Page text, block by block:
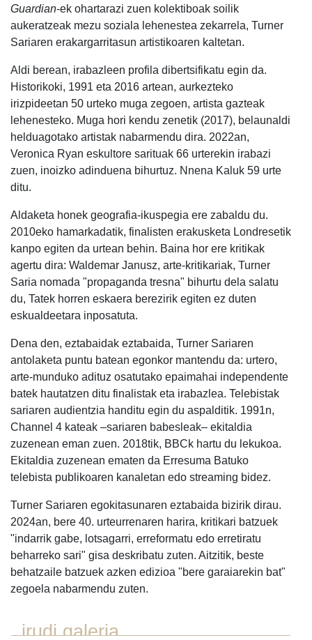
Guardian-ek ohartarazi zuen kolektiboak soilik
aukeratzeak mezu soziala lehenestea zekarrela, Turner
Sariaren erakargarritasun artistikoaren kaltetan.
Aldi berean, irabazleen profila dibertsifikatu egin da.
Historikoki, 1991 eta 2016 artean, aurkezteko
irizpideetan 50 urteko muga zegoen, artista gazteak
lehenesteko. Muga hori kendu zenetik (2017), belaunaldi
helduagotako artistak nabarmendu dira. 2022an,
Veronica Ryan eskultore sarituak 66 urterekin irabazi
zuen, inoizko adinduena bihurtuz. Nnena Kaluk 59 urte
ditu.
Aldaketa honek geografia-ikuspegia ere zabaldu du.
2010eko hamarkadatik, finalisten erakusketa Londresetik
kanpo egiten da urtean behin. Baina hor ere kritikak
agertu dira: Waldemar Janusz, arte-kritikariak, Turner
Saria nomada "propaganda tresna" bihurtu dela salatu
du, Tatek horren eskaera berezirik egiten ez duten
eskualdeetara inposatuta.
Dena den, eztabaidak eztabaida, Turner Sariaren
antolaketa puntu batean egonkor mantendu da: urtero,
arte-munduko adituz osatutako epaimahai independente
batek hautatzen ditu finalistak eta irabazlea. Telebistak
sariaren audientzia handitu egin du aspalditik. 1991n,
Channel 4 kateak –sariaren babesleak– ekitaldia
zuzenean eman zuen. 2018tik, BBCk hartu du lekukoa.
Ekitaldia zuzenean ematen da Erresuma Batuko
telebista publikoaren kanaletan edo streaming bidez.
Turner Sariaren egokitasunaren eztabaida bizirik dirau.
2024an, bere 40. urteurrenaren harira, kritikari batzuek
"indarrik gabe, lotsagarri, erreformatu edo erretiratu
beharreko sari" gisa deskribatu zuten. Aitzitik, beste
behatzaile batzuek azken edizioa "bere garaiarekin bat"
zegoela nabarmendu zuten.
irudi galeria